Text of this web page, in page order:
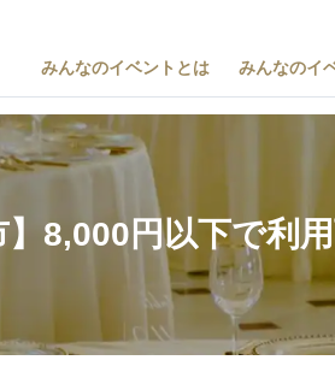
みんなのイベントとは みんなのイ
】8,000円以下で利